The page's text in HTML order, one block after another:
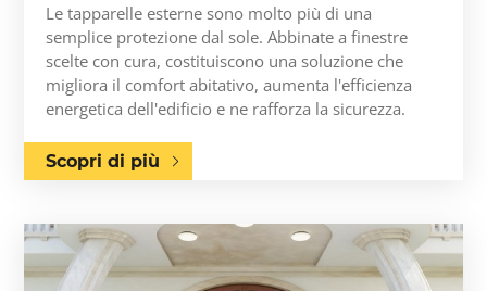
Le tapparelle esterne sono molto più di una
semplice protezione dal sole. Abbinate a finestre
scelte con cura, costituiscono una soluzione che
migliora il comfort abitativo, aumenta l'efficienza
energetica dell'edificio e ne rafforza la sicurezza.
Scopri di più